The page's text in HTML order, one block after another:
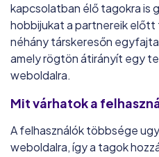
kapcsolatban élő tagokra is
hobbijukat a partnereik
néhány társkeresőn
amely rögtön átirányít egy
weboldalra.
Mit várhatok a
A felhasználók többsége
weboldalra, így a tagok